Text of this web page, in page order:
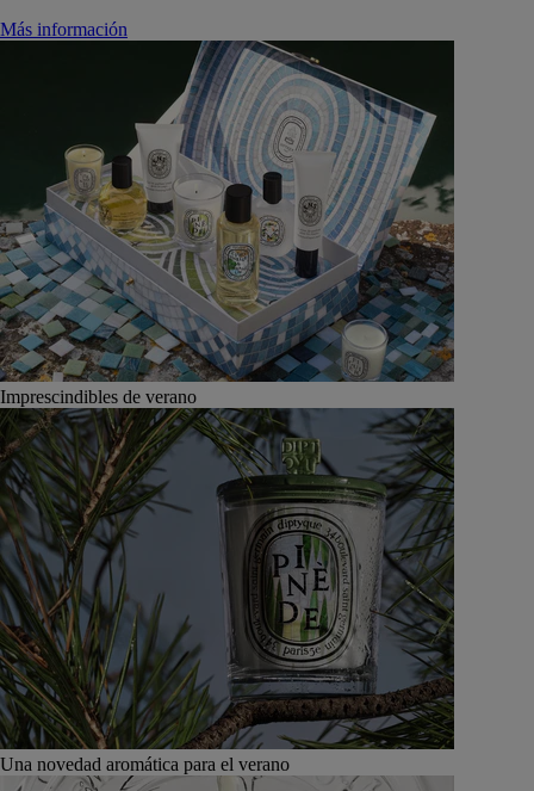
Más información
Imprescindibles de verano
Una novedad aromática para el verano